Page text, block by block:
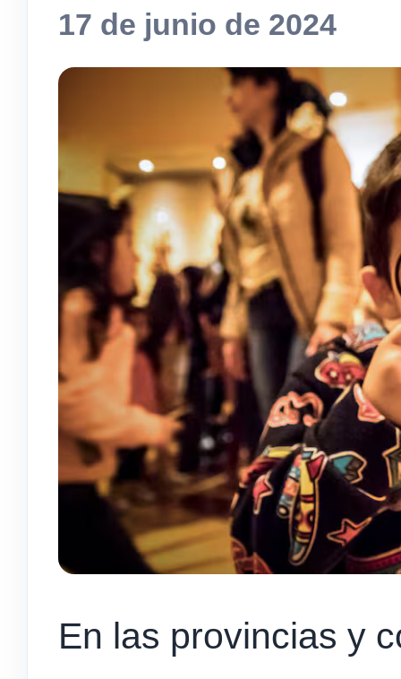
17 de junio de 2024
En las provincias y